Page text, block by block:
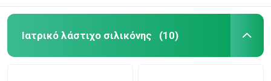
Ιατρικό λάστιχο σιλικόνης (10)